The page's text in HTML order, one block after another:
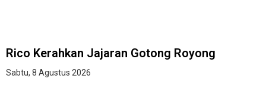
Rico Kerahkan Jajaran Gotong Royong
Sabtu, 8 Agustus 2026